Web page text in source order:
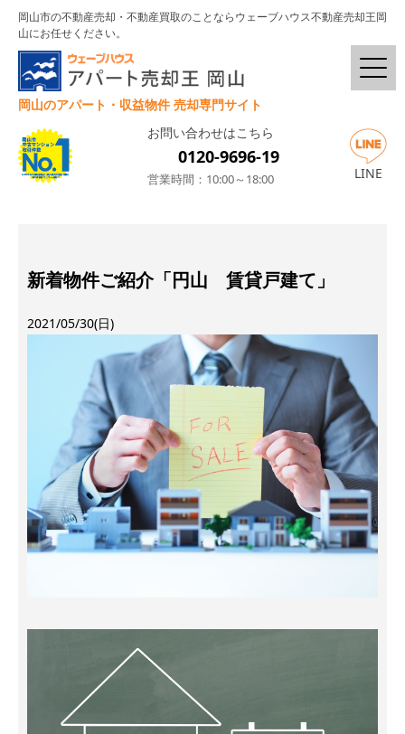
岡山市の不動産売却・不動産買取のことならウェーブハウス不動産売却王岡
山にお任せください。
岡山のアパート・収益物件 売却専門サイト
お問い合わせはこちら
0120-9696-19
営業時間：10:00～18:00 LINE
新着物件ご紹介「円山 賃貸戸建て」
2021/05/30(日)